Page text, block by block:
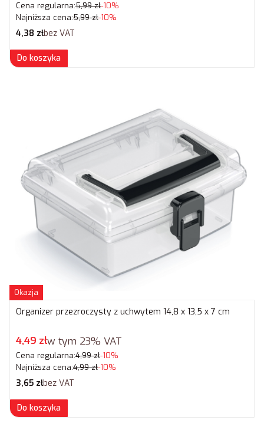
Cena regularna:5,99 zł-10%
Najniższa cena:5,99 zł-10%
Cena netto
4,38 złbez VAT
Do koszyka
Okazja
Organizer przezroczysty z uchwytem 14,8 x 13,5 x 7 cm
Cena promocyjna brutto
4,49 złw tym 23% VAT
Cena regularna:4,99 zł-10%
Najniższa cena:4,99 zł-10%
Cena netto
3,65 złbez VAT
Do koszyka